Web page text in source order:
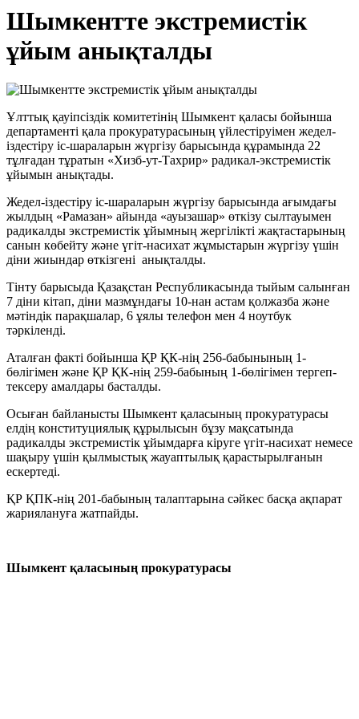
Шымкентте экстремистік
ұйым анықталды
Ұлттық қауіпсіздік комитетінің Шымкент қаласы бойынша
департаменті қала прокуратурасының үйлестіруімен жедел-
іздестіру іс-шараларын жүргізу барысында құрамында 22
тұлғадан тұратын «Хизб-ут-Тахрир» радикал-экстремистік
ұйымын анықтады.
Жедел-іздестіру іс-шараларын жүргізу барысында ағымдағы
жылдың «Рамазан» айында «ауызашар» өткізу сылтауымен
радикалды экстремистік ұйымның жергілікті жақтастарының
санын көбейту және үгіт-насихат жұмыстарын жүргізу үшін
діни жиындар өткізгені анықталды.
Тінту барысыда Қазақстан Республикасында тыйым салынған
7 діни кітап, діни мазмұндағы 10-нан астам қолжазба және
мәтіндік парақшалар, 6 ұялы телефон мен 4 ноутбук
тәркіленді.
Аталған факті бойынша ҚР ҚК-нің 256-бабынының 1-
бөлігімен және ҚР ҚК-нің 259-бабының 1-бөлігімен тергеп-
тексеру амалдары басталды.
Осыған байланысты Шымкент қаласының прокуратурасы
елдің конституциялық құрылысын бұзу мақсатында
радикалды экстремистік ұйымдарға кіруге үгіт-насихат немесе
шақыру үшін қылмыстық жауаптылық қарастырылғанын
ескертеді.
ҚР ҚПК-нің 201-бабының талаптарына сәйкес басқа ақпарат
жариялануға жатпайды.
Шымкент қаласының прокуратурасы